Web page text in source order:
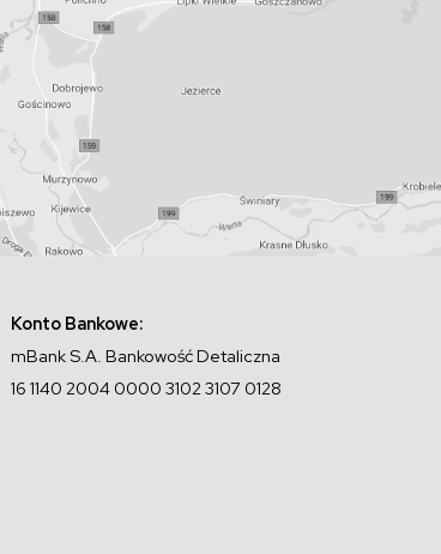
Konto Bankowe:
mBank S.A. Bankowość Detaliczna
16 1140 2004 0000 3102 3107 0128